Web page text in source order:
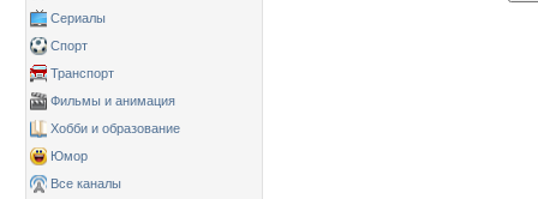
Сериалы
Спорт
Транспорт
Фильмы и анимация
Хобби и образование
Юмор
Все каналы